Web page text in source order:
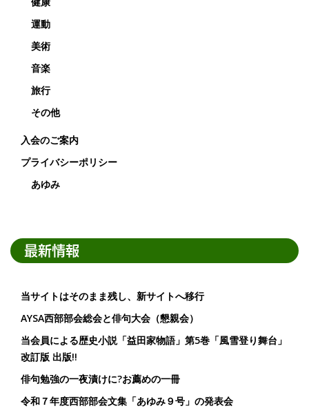
運動
美術
音楽
旅行
その他
入会のご案内
プライバシーポリシー
あゆみ
最新情報
当サイトはそのまま残し、新サイトへ移行
AYSA西部部会総会と俳句大会（懇親会）
当会員による歴史小説「益田家物語」第5巻「風雪登り舞台」
改訂版 出版!!
俳句勉強の一夜漬けに?お薦めの一冊
令和７年度西部部会文集「あゆみ９号」の発表会